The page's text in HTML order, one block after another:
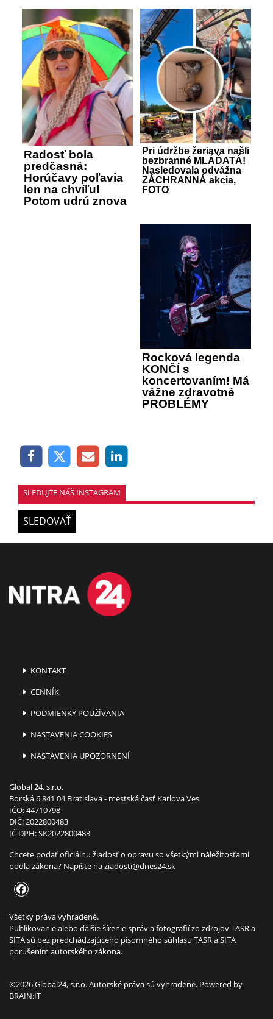
Radosť bola
predčasná:
Horúčavy poľavia
len na chvíľu!
Potom udrú znova
Pri údržbe žeriava našli
bezbranné MLÁĎATÁ!
Nasledovala odvážna
ZÁCHRANNÁ akcia,
FOTO
Rocková legenda
KONČÍ s
koncertovaním! Má
vážne zdravotné
PROBLÉMY
SLEDUJTE NÁŠ INSTAGRAM
SLEDOVAŤ
KONTAKT
CENNÍK
PODMIENKY POUŽÍVANIA
NASTAVENIA COOKIES
NASTAVENIA UPOZORNENÍ
Global 24, s.r.o.
Borská 6 841 04 Bratislava - mestská časť Karlova Ves
IČO: 44710798
DIČ: 2022800483
IČ DPH: SK2022800483
Chcete podať oficiálnu žiadosť o opravu so všetkými náležitosťami
podľa zákona? Napíšte naziadosti@dnes24.sk
Všetky práva vyhradené.
Publikovanie alebo ďalšie šírenie správ a fotografií zo zdrojov TASR a
SITA sú bez predchádzajúceho písomného súhlasu TASR a SITA
porušením autorského zákona.
©2026 Global24, s.r.o. Autorské práva sú vyhradené. Powered by
BRAIN:IT